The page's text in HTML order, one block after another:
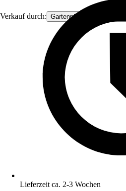
Verkauf durch: Gartenpflanzen Ammerland
Lieferzeit ca. 2-3 Wochen